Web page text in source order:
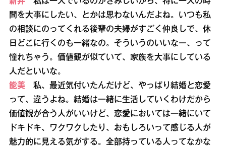
間を大事にしたい、とかは思わないんだよね。いつも私
の相談にのってくれる後輩の夫婦がすごく仲良しで、休
日どこに行くのも一緒なの。そういうのいいなー、って
憧れちゃう。価値観が似ていて、家族を大事にしている
人だといいな。
能美 私、最近気付いたんだけど、やっぱり結婚と恋愛
って、違うよね。結婚は一緒に生活していくわけだから
価値観が合う人がいいけど、恋愛においては一緒にいて
ドキドキ、ワクワクしたり、おもしろいって感じる人が
魅力的に見える気がする。全部持っている人ってなかな